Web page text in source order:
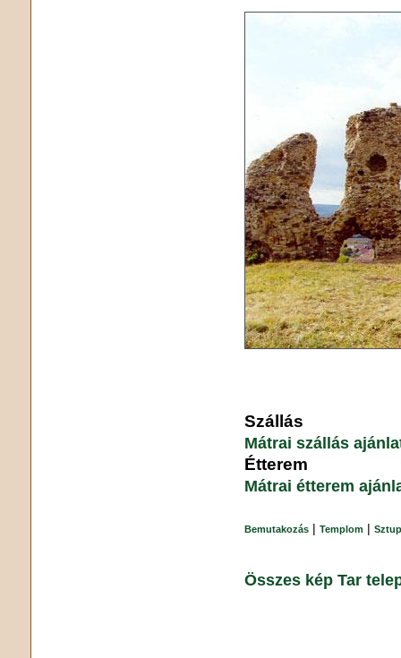
Szállás
Mátrai szállás
Étterem
Mátrai étterem
Bemutakozás | Templom |
Összes kép Tar